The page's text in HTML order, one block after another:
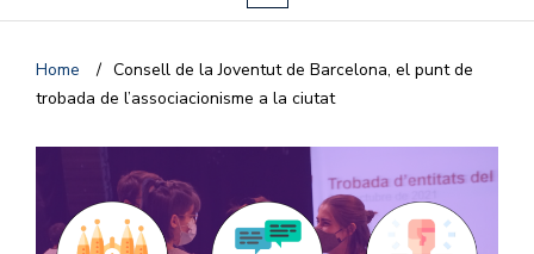
Home / Consell de la Joventut de Barcelona, el punt de
trobada de l’associacionisme a la ciutat